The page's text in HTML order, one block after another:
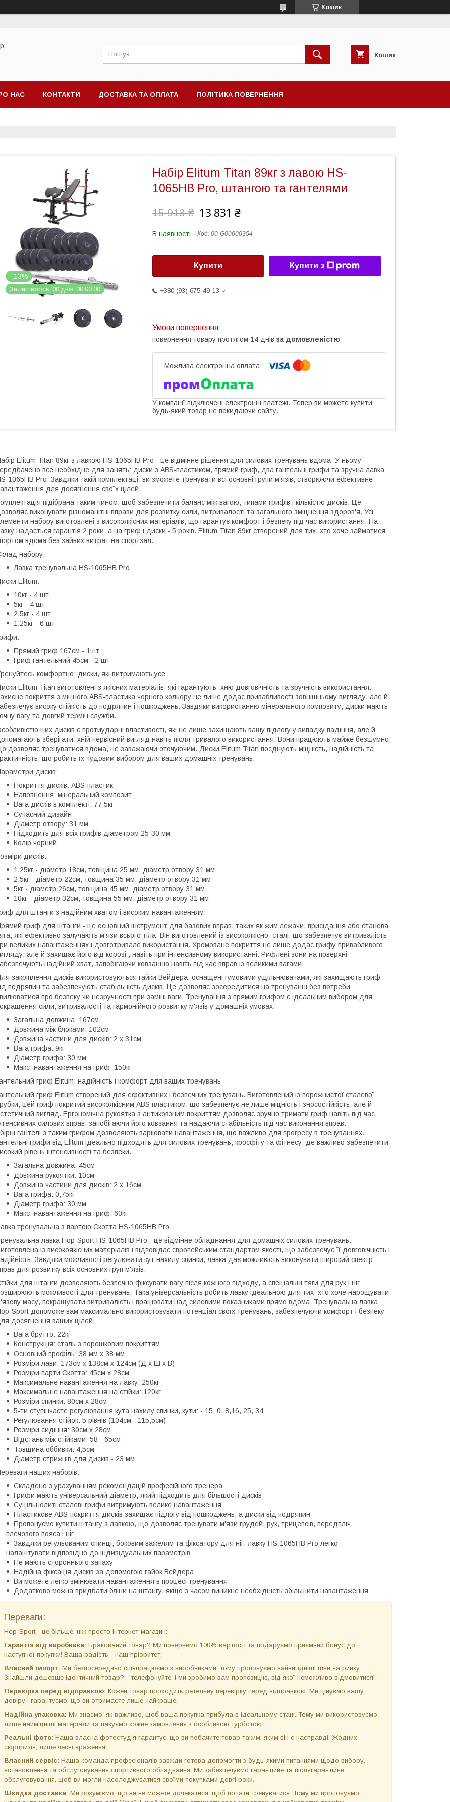
Кошик
Кошик
НАС КОНТАКТИ ДОСТАВКА ТА ОПЛАТА ПОЛІТИКА ПОВЕРНЕННЯ
–13%
Залишилось 00 днів 00 00 00
Набір Elitum Titan 89кг з лавою HS-
1065HB Pro, штангою та гантелями
15 913 ₴ 13 831 ₴
В наявності Код: 00-G00000354
Купити Купити з
+380 (93) 675-49-13
повернення товару протягом 14 днів за домовленістю
У компанії підключені електронні платежі. Тепер ви можете купити
будь-який товар не покидаючи сайту.
Elitum Titan 89кг з лавкою HS-1065HB Pro - це відмінне рішення для силових тренувань вдома. У ньому
все необхідне для занять: диски з ABS-пластиком, прямий гриф, два гантельні грифи та зручна лавка
1065HB Pro. Завдяки такій комплектації ви зможете тренувати всі основні групи м'язів, створюючи ефективне
для досягнення своїх цілей.
підібрана таким чином, щоб забезпечити баланс між вагою, типами грифів і кількістю дисків. Це
виконувати різноманітні вправи для розвитку сили, витривалості та загального зміцнення здоров'я. Усі
набору виготовлені з високоякісних матеріалів, що гарантує комфорт і безпеку під час використання. На
надається гарантія 2 роки, а на гриф і диски - 5 років. Elitum Titan 89кг створений для тих, хто хоче займатися
вдома без зайвих витрат на спортзал.
набору:
Лавка тренувальна HS-1065HB Pro
Elitum:
10кг - 4 шт
5кг - 4 шт
2,5кг - 4 шт
1,25кг - 6 шт
Прямий гриф 167см - 1шт
Гриф гантельний 45см - 2 шт
комфортно: диски, які витримають усе
Elitum Titan виготовлені з якісних матеріалів, які гарантують їхню довговічність та зручність використання.
покриття з міцного ABS-пластика чорного кольору не лише додає привабливості зовнішньому вигляду, але й
високу стійкість до подряпин і пошкоджень. Завдяки використанню мінерального композиту, диски мають
вагу та довгий термін служби.
цих дисків є протиударні властивості, які не лише захищають вашу підлогу у випадку падіння, але й
зберігати їхній первісний вигляд навіть після тривалого використання. Вони працюють майже безшумно,
дозволяє тренуватися вдома, не заважаючи оточуючим. Диски Elitum Titan поєднують міцність, надійність та
що робить їх чудовим вибором для ваших домашніх тренувань.
дисків:
Покриття дисків: ABS-пластик
Наповнення: мінеральний композит
Вага дисків в комплекті: 77,5кг
Сучасний дизайн
Діаметр отвору: 31 мм
Підходить для всіх грифів діаметром 25-30 мм
Колір чорний
дисків:
1,25кг - діаметр 18см, товщина 25 мм, діаметр отвору 31 мм
2,5кг - діаметр 22см, товщина 35 мм, діаметр отвору 31 мм
5кг - діаметр 26см, товщина 45 мм, діаметр отвору 31 мм
10кг - діаметр 32см, товщина 55 мм, діаметр отвору 31 мм
для штанги з надійним хватом і високим навантаженням
гриф для штанги - це основний інструмент для базових вправ, таких як жим лежачи, присідання або станова
які ефективно залучають м'язи всього тіла. Він виготовлений із високоякісної сталі, що забезпечує витривалість
великих навантаженнях і довготривале використання. Хромоване покриття не лише додає грифу привабливого
але й захищає його від корозії, навіть при інтенсивному використанні. Рифлені зони на поверхні
надійний хват, запобігаючи ковзанню навіть під час вправ із великими вагами.
закріплення дисків використовуються гайки Вейдера, оснащені гумовими ущільнювачами, які захищають гриф
подряпин та забезпечують стабільність дисків. Це дозволяє зосередитися на тренуванні без потреби
про безпеку чи незручності при заміні ваги. Тренування з прямим грифом є ідеальним вибором для
сили, витривалості та гармонійного розвитку м'язів у домашніх умовах.
Загальна довжина: 167см
Довжина між блоками: 102см
Довжина частини для дисків: 2 х 31см
Вага грифа: 9кг
Діаметр грифа: 30 мм
Макс. навантаження на гриф: 150кг
гриф Elitum: надійність і комфорт для ваших тренувань
гриф Elitum створений для ефективних і безпечних тренувань. Виготовлений із порожнистої сталевої
цей гриф покритий високоякісним ABS пластиком, що забезпечує не лише міцність і зносостійкість, але й
вигляд. Ергономічна рукоятка з антиковзним покриттям дозволяє зручно тримати гриф навіть під час
силових вправ, запобігаючи його ковзання та надаючи стабільність під час виконання вправ.
гантелі з таким грифом дозволяють варіювати навантаження, що важливо для прогресу в тренуваннях.
грифи від Elitum ідеально підходять для силових тренувань, кросфіту та фітнесу, де важливо забезпечити
рівень інтенсивності та безпеки.
Загальна довжина: 45см
Довжина рукоятки: 10см
Довжина частини для дисків: 2 х 16см
Вага грифа: 0,75кг
Діаметр грифа: 30 мм
Макс. навантаження на гриф: 60кг
тренувальна з партою Скотта HS-1065HB Pro
лавка Hop-Sport HS-1065HB Pro - це відмінне обладнання для домашніх силових тренувань.
із високоякісних матеріалів і відповідає європейським стандартам якості, що забезпечує її довговічність і
Завдяки можливості регулювати кут нахилу спинки, лавка дає можливість виконувати широкий спектр
для розвитку всіх основних груп м'язів.
для штанги дозволяють безпечно фіксувати вагу після кожного підходу, а спеціальні тяги для рук і ніг
можливості для тренувань. Така універсальність робить лавку ідеальною для тих, хто хоче нарощувати
масу, покращувати витривалість і працювати над силовими показниками прямо вдома. Тренувальна лавка
Sport допоможе вам максимально використовувати потенціал своїх тренувань, забезпечуючи комфорт і безпеку
досягнення ваших цілей.
Вага брутто: 22кг
Конструкція: сталь з порошковим покриттям
Основний профіль: 38 мм x 38 мм
Розміри лави: 173см x 138см x 124см (Д x Ш x В)
Розміри парти Скотта: 45см х 28см
Максимальне навантаження на лавку: 250кг
Максимальне навантаження на стійки: 120кг
Розміри спинки: 80см x 28см
5-ти ступінчасте регулювання кута нахилу спинки, кути: - 15, 0, 8,16, 25, 34
Регулювання стійок: 5 рівнів (104см - 115,5см)
Розміри сидіння: 30см x 28см
Відстань між стійками: 58 - 65см
Товщина оббивки: 4,5см
Діаметр стрижнів для дисків - 23 мм
наших наборів:
Складено з урахуванням рекомендацій професійного тренера
Грифи мають універсальний діаметр, який підходить для більшості дисків
Суцільнолиті сталеві грифи витримують велике навантаження
Пластикове ABS-покриття дисків захищає підлогу від пошкоджень, а диски від подряпин
Пропонуємо купити штангу з лавкою, що дозволяє тренувати м'язи грудей, рук, трицепсів, передпліч,
плечового пояса і ніг
Завдяки регульованим спинці, боковим важелям та фіксатору для ніг, лавку HS-1065HB Pro легко
налаштувати відповідно до індивідуальних параметрів
Не мають стороннього запаху
Надійна фіксація дисків за допомогою гайок Вейдера
Ви можете легко змінювати навантаження в процесі тренування
Додатково можна придбати бліни на штангу, якщо з часом виникне необхідність збільшити навантаження
Переваги:
Hop-Sport - це більше, ніж просто інтернет-магазин:
Гарантія від виробника: Бракований товар? Ми повернемо 100% вартості та подаруємо приємний бонус до
наступної покупки! Ваша радість - наш пріоритет.
Власний імпорт: Ми безпосередньо співпрацюємо з виробниками, тому пропонуємо найвигідніші ціни на ринку.
Знайшли дешевше ідентичний товар? - телефонуйте, і ми зробимо вам пропозицію, від якої неможливо відмовитися!
Перевірка перед відправкою: Кожен товар проходить ретельну перевірку перед відправкою. Ми цінуємо вашу
довіру і гарантуємо, що ви отримаєте лише найкраще.
Надійна упаковка: Ми знаємо, як важливо, щоб ваша покупка прибула в ідеальному стані. Тому ми використовуємо
лише найміцніші матеріали та пакуємо кожне замовлення з особливою турботою.
Реальні фото: Наша власна фотостудія гарантує, що ви побачите товар таким, яким він є насправді. Жодних
сюрпризів, лише чесні враження!
Власний сервіс: Наша команда професіоналів завжди готова допомогти з будь-якими питаннями щодо вибору,
встановлення та обслуговування спортивного обладнання. Ми забезпечуємо гарантійне та післягарантійне
обслуговування, щоб ви могли насолоджуватися своїми покупками довгі роки.
Швидка доставка: Ми розуміємо, що ви не можете дочекатися, щоб почати тренуватися. Тому ми пропонуємо